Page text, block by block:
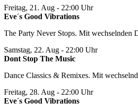
Freitag, 21. Aug - 22:00 Uhr
Eve´s Good Vibrations
The Party Never Stops. Mit wechselnden
Samstag, 22. Aug - 22:00 Uhr
Dont Stop The Music
Dance Classics & Remixes. Mit
Freitag, 28. Aug - 22:00 Uhr
Eve´s Good Vibrations